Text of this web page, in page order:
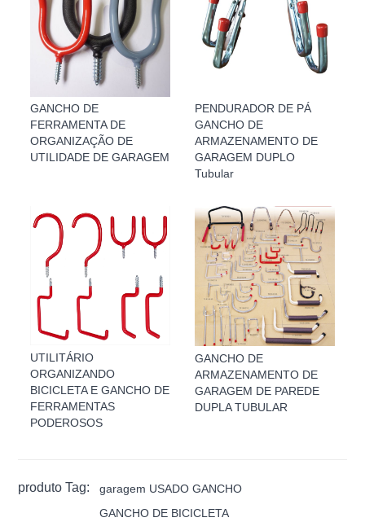
GANCHO DE
FERRAMENTA DE
ORGANIZAÇÃO DE
UTILIDADE DE GARAGEM
PENDURADOR DE PÁ
GANCHO DE
ARMAZENAMENTO DE
GARAGEM DUPLO
Tubular
UTILITÁRIO
ORGANIZANDO
BICICLETA E GANCHO DE
FERRAMENTAS
PODEROSOS
GANCHO DE
ARMAZENAMENTO DE
GARAGEM DE PAREDE
DUPLA TUBULAR
produto Tag:
garagem USADO GANCHO
GANCHO DE BICICLETA